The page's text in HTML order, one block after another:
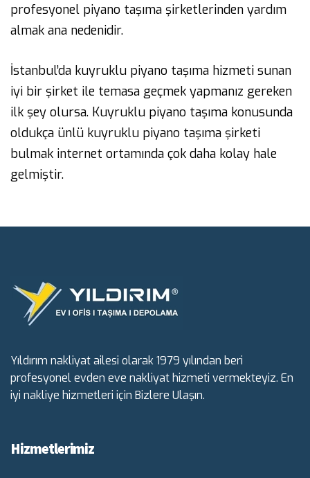
profesyonel piyano taşıma şirketlerinden yardım
almak ana nedenidir.
İstanbul’da kuyruklu piyano taşıma hizmeti sunan
iyi bir şirket ile temasa geçmek yapmanız gereken
ilk şey olursa. Kuyruklu piyano taşıma konusunda
oldukça ünlü kuyruklu piyano taşıma şirketi
bulmak internet ortamında çok daha kolay hale
gelmiştir.
Yıldırım nakliyat ailesi olarak 1979 yılından beri
profesyonel evden eve nakliyat hizmeti vermekteyiz. En
iyi nakliye hizmetleri için Bizlere Ulaşın.
Hizmetlerimiz